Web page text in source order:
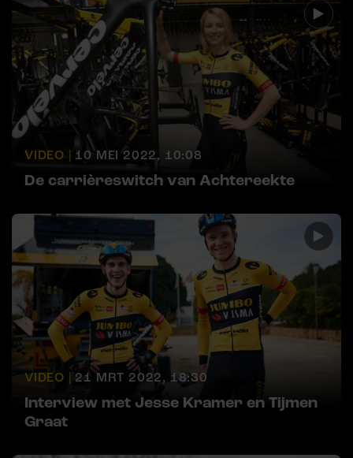
VIDEO | 10 MEI 2022, 10:08
De carrièreswitch van Achtereekte
VIDEO | 21 MRT 2022, 18:30
Interview met Jesse Kramer en Tijmen
Graat